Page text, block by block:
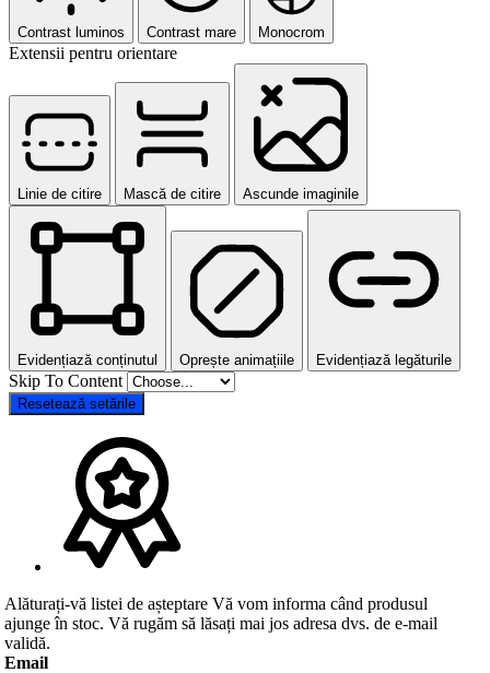
Contrast luminos Contrast mare Monocrom
Extensii pentru orientare
Linie de citire Mască de citire Ascunde imaginile
Evidențiază conținutul Oprește animațiile Evidențiază legăturile
Skip To Content
Resetează setările
Alăturați-vă listei de așteptare Vă vom informa când produsul
ajunge în stoc. Vă rugăm să lăsați mai jos adresa dvs. de e-mail
validă.
Email